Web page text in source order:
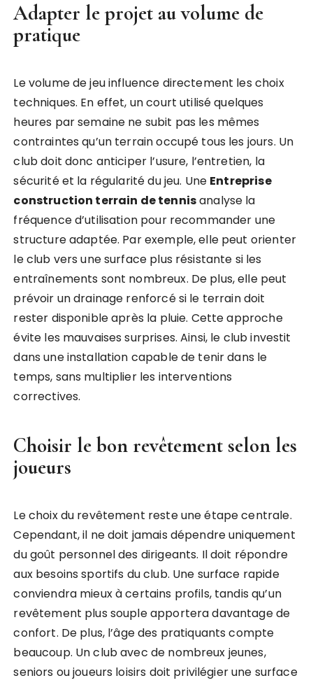
Adapter le projet au volume de
pratique
Le volume de jeu influence directement les choix
techniques. En effet, un court utilisé quelques
heures par semaine ne subit pas les mêmes
contraintes qu’un terrain occupé tous les jours. Un
club doit donc anticiper l’usure, l’entretien, la
sécurité et la régularité du jeu. Une Entreprise
construction terrain de tennisanalyse la
fréquence d’utilisation pour recommander une
structure adaptée. Par exemple, elle peut orienter
le club vers une surface plus résistante si les
entraînements sont nombreux. De plus, elle peut
prévoir un drainage renforcé si le terrain doit
rester disponible après la pluie. Cette approche
évite les mauvaises surprises. Ainsi, le club investit
dans une installation capable de tenir dans le
temps, sans multiplier les interventions
correctives.
Choisir le bon revêtement selon les
joueurs
Le choix du revêtement reste une étape centrale.
Cependant, il ne doit jamais dépendre uniquement
du goût personnel des dirigeants. Il doit répondre
aux besoins sportifs du club. Une surface rapide
conviendra mieux à certains profils, tandis qu’un
revêtement plus souple apportera davantage de
confort. De plus, l’âge des pratiquants compte
beaucoup. Un club avec de nombreux jeunes,
seniors ou joueurs loisirs doit privilégier une surface